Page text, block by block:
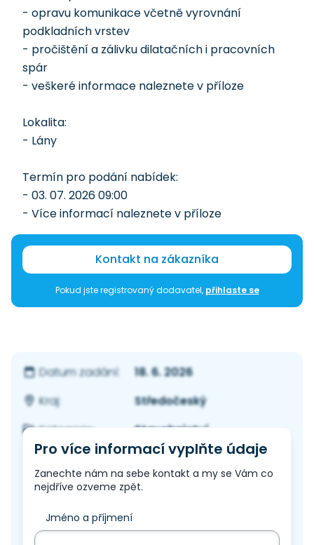
- opravu komunikace včetně vyrovnání
podkladních vrstev
- pročištění a zálivku dilatačních i pracovních
spár
- veškeré informace naleznete v příloze
Lokalita:
- Lány
Termín pro podání nabídek:
- 03. 07. 2026 09:00
- Více informací naleznete v příloze
Kontakt na zákazníka
Pokud jste registrovaný dodavatel, přihlaste se
Datum zadání:
18. 6. 2026
Kraj:
Středočeský
Kategorie:
Stavebnictví
Pro více informací vyplňte údaje
Zanechte nám na sebe kontakt a my se Vám co
nejdříve ozveme zpět.
Jméno a příjmení